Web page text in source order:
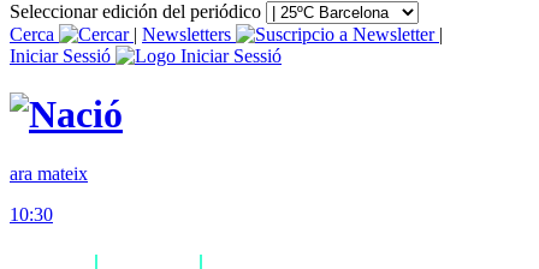
Seleccionar edición del periódico
Cerca
| Newsletters
|
Iniciar Sessió
ara mateix
10:30